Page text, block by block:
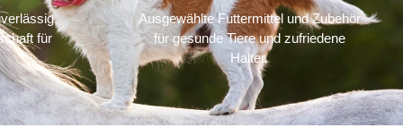
für
Ausgewählte Futtermittel und Zubehör
für gesunde Tiere und zufriedene
Halter.